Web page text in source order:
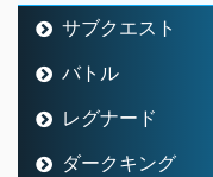
サブクエスト
バトル
レグナード
ダークキング